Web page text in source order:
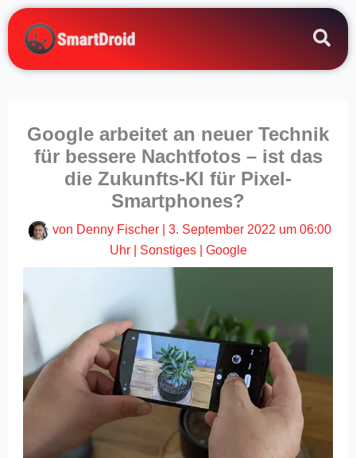
Zum
Inhalt
springen
Google arbeitet an neuer Technik
für bessere Nachtfotos – ist das
die Zukunfts-KI für Pixel-
Smartphones?
von Denny Fischer
3. September 2022 um 06:00
Uhr| Sonstiges| Google